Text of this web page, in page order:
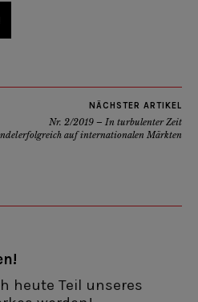
NÄCHSTER ARTIKEL
Nr. 2/2019 – In turbulenter Zeit
erfolgreich auf internationalen Märkten
heute Teil unseres